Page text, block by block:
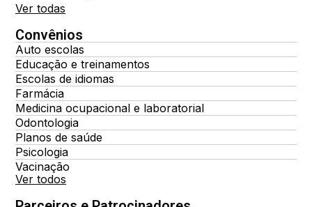
Ver todas
Convênios
Auto escolas
Educação e treinamentos
Escolas de idiomas
Farmácia
Medicina ocupacional e laboratorial
Odontologia
Planos de saúde
Psicologia
Vacinação
Ver todos